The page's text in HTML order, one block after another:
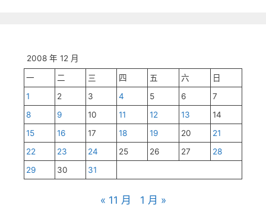
2008 年 12 月
一 二 三 四 五 六
日
1
2 3 4 5 6
7
8
9 10 11 12 13
14
15
16 17 18 19 20
21
22
23 24 25 26 27
28
29
30 31
« 11 月 1 月 »